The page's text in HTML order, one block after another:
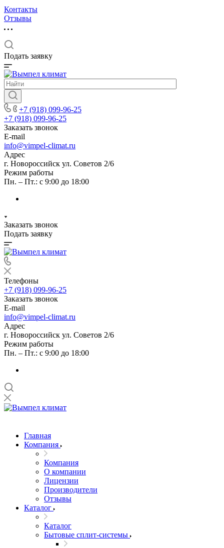
Контакты
Отзывы
Подать заявку
+7 (918) 099-96-25
+7 (918) 099-96-25
Заказать звонок
E-mail
info@vimpel-climat.ru
Адрес
г. Новороссийск ул. Советов 2/6
Режим работы
Пн. – Пт.: с 9:00 до 18:00
Заказать звонок
Подать заявку
Телефоны
+7 (918) 099-96-25
Заказать звонок
E-mail
info@vimpel-climat.ru
Адрес
г. Новороссийск ул. Советов 2/6
Режим работы
Пн. – Пт.: с 9:00 до 18:00
Главная
Компания
Компания
О компании
Лицензии
Производители
Отзывы
Каталог
Каталог
Бытовые сплит-системы